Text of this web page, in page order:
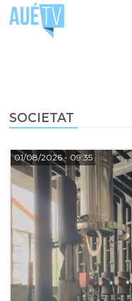
SOCIETAT
01/08/2026- 09:35